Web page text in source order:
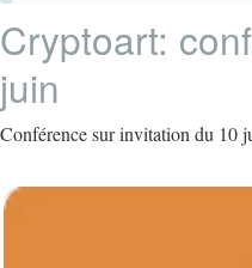
Cryptoart:
juin
Conférence sur invitation du 10